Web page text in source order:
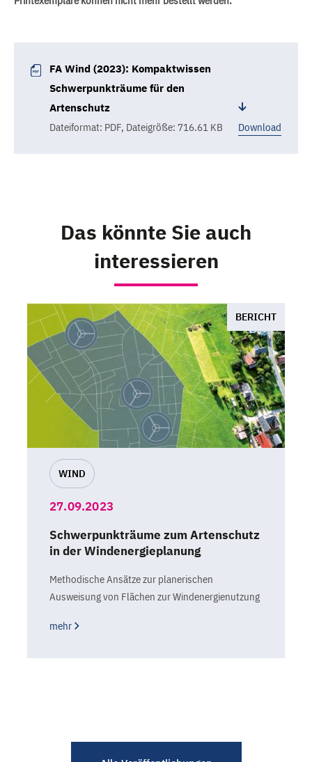
FA Wind (2023): Kompaktwissen
Schwerpunkträume für den
Artenschutz
Dateiformat: PDF, Dateigröße: 716.61 KB Download
Das könnte Sie auch
interessieren
BERICHT
WIND
27.09.2023
Schwerpunkträume zum Artenschutz
in der Windenergieplanung
Methodische Ansätze zur planerischen
Ausweisung von Flächen zur Windenergienutzung
mehr